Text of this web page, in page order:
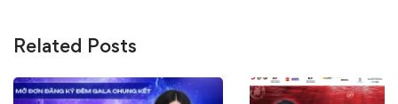
Related Posts